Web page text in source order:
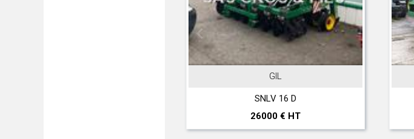
JOHN DEERE
T 560 Hillmaster
297000 € HT